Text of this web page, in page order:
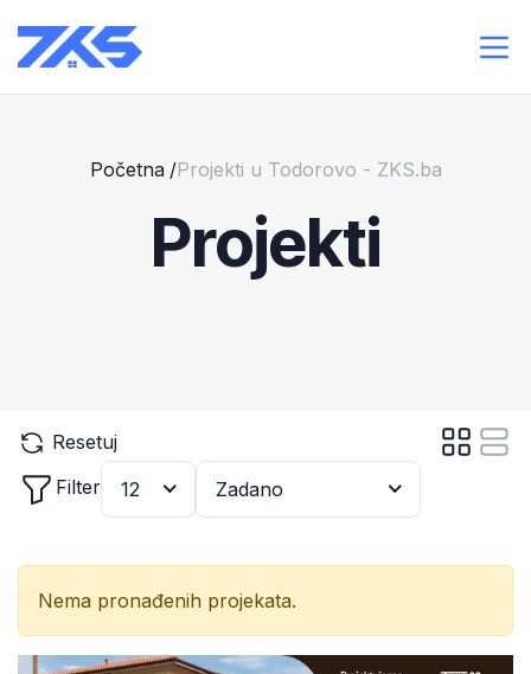
Početna /Projekti u Todorovo - ZKS.ba
Projekti
Resetuj
Filter
12 Zadano
Nema pronađenih projekata.